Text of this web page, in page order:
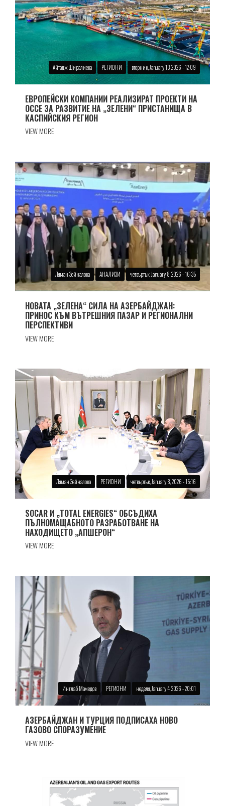
Айтадж Ширалиева РЕГИОНИ вторник, January 13, 2026 - 12:09
ЕВРОПЕЙСКИ КОМПАНИИ РЕАЛИЗИРАТ ПРОЕКТИ НА
ОССЕ ЗА РАЗВИТИЕ НА „ЗЕЛЕНИ“ ПРИСТАНИЩА В
КАСПИЙСКИЯ РЕГИОН
VIEW MORE
Ляман Зейналова АНАЛИЗИ четвъртък, January 8, 2026 - 16:35
НОВАТА „ЗЕЛЕНА“ СИЛА НА АЗЕРБАЙДЖАН:
ПРИНОС КЪМ ВЪТРЕШНИЯ ПАЗАР И РЕГИОНАЛНИ
ПЕРСПЕКТИВИ
VIEW MORE
Ляман Зейналова РЕГИОНИ четвъртък, January 8, 2026 - 15:16
SOCAR И „TOTAL ENERGIES“ ОБСЪДИХА
ПЪЛНОМАЩАБНОТО РАЗРАБОТВАНЕ НА
НАХОДИЩЕТО „АПШЕРОН“
VIEW MORE
Инглаб Мамедов РЕГИОНИ неделя, January 4, 2026 - 20:01
АЗЕРБАЙДЖАН И ТУРЦИЯ ПОДПИСАХА НОВО
ГАЗОВО СПОРАЗУМЕНИЕ
VIEW MORE